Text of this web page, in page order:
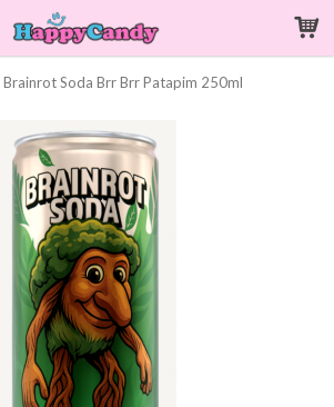
Brainrot Soda Brr Brr Patapim 250ml